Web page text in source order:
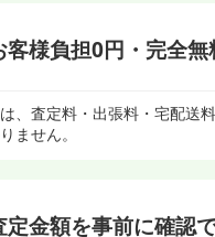
客様負担0円・ 完全無
、査定料・出張料・宅配送
ません。
定金額を事前に確認